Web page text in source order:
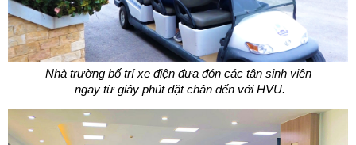
Nhà trường bố trí xe điện đưa đón các tân sinh viên
ngay từ giây phút đặt chân đến với HVU.